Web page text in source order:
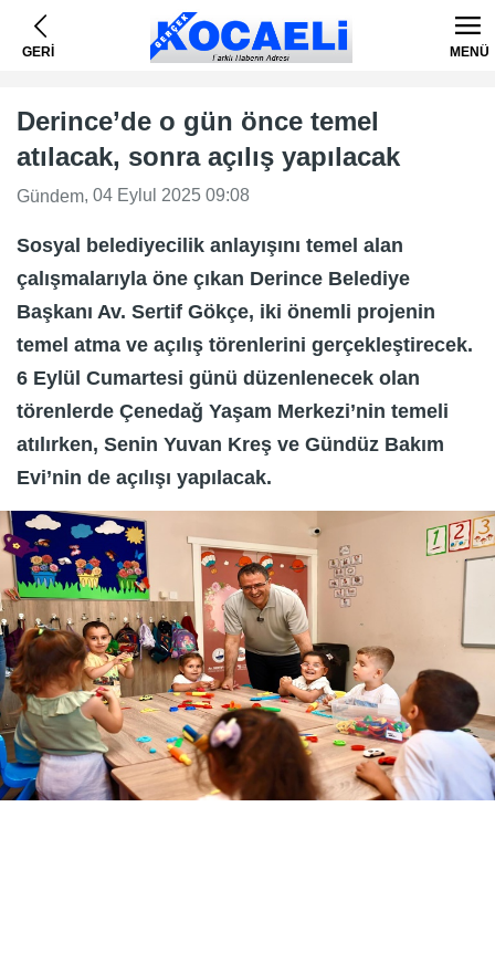
GERİ MENÜ
Derince’de o gün önce temel
atılacak, sonra açılış yapılacak
Gündem, 04 Eylul 2025 09:08
Sosyal belediyecilik anlayışını temel alan
çalışmalarıyla öne çıkan Derince Belediye
Başkanı Av. Sertif Gökçe, iki önemli projenin
temel atma ve açılış törenlerini gerçekleştirecek.
6 Eylül Cumartesi günü düzenlenecek olan
törenlerde Çenedağ Yaşam Merkezi’nin temeli
atılırken, Senin Yuvan Kreş ve Gündüz Bakım
Evi’nin de açılışı yapılacak.